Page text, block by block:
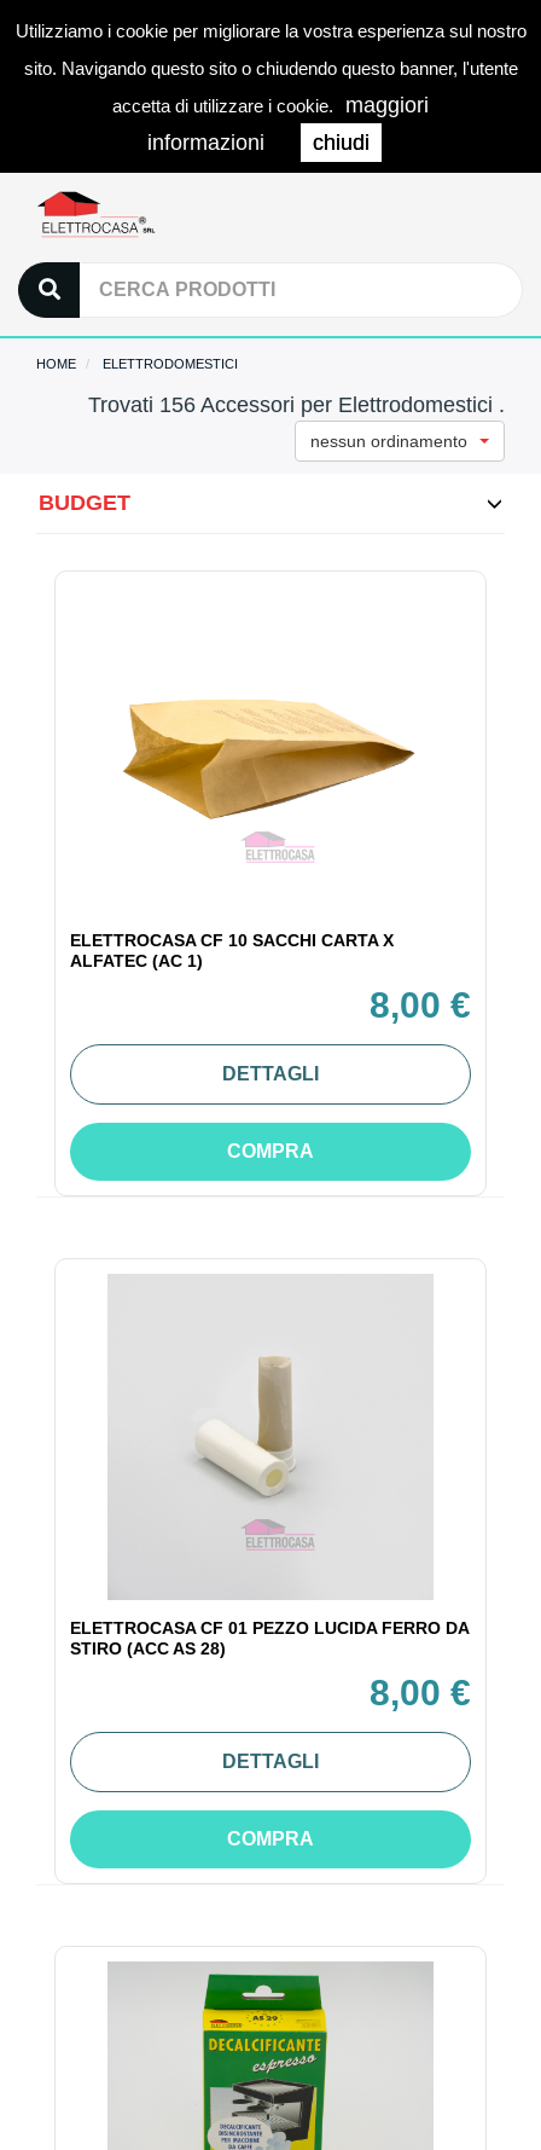
Utilizziamo i cookie per migliorare la vostra esperienza sul nostro
sito. Navigando questo sito o chiudendo questo banner, l'utente
accetta di utilizzare i cookie.
maggiori
informazioni
chiudi
0
HOME ELETTRODOMESTICI
Trovati 156 Accessori per Elettrodomestici .
nessun ordinamento
BUDGET
ELETTROCASA CF 10 SACCHI CARTA X
ALFATEC (AC 1)
8,00 €
DETTAGLI
COMPRA
ELETTROCASA CF 01 PEZZO LUCIDA FERRO DA
STIRO (ACC AS 28)
8,00 €
DETTAGLI
COMPRA